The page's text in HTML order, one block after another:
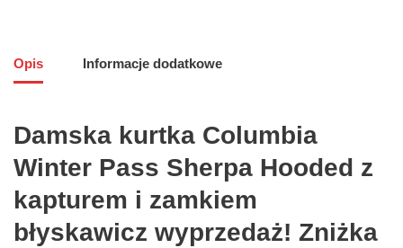
Opis Informacje dodatkowe
Damska kurtka Columbia
Winter Pass Sherpa Hooded z
kapturem i zamkiem
błyskawicz wyprzedaż! Zniżka